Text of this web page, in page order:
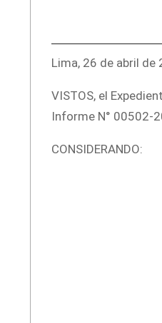
Lima, 26 de abril de
VISTOS, el
Informe N° 00502-
CONSIDERANDO: